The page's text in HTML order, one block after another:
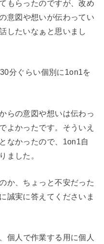
もらったのですが、改め
意図や想いが伝わってい
したいなぁと思いまし
分ぐらい個別に1on1を
らの意図や想いは伝わっ
よかったです。そういえ
なかったので、1on1自
ました。
か、ちょっと不安だった
誠実に答えてくださいま
個人で作業する用に個人